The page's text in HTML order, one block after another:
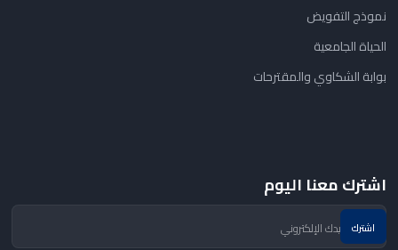
نموذج التفويض
الحياة الجامعية
بوابة الشكاوي والمقترحات
اشترك معنا اليوم